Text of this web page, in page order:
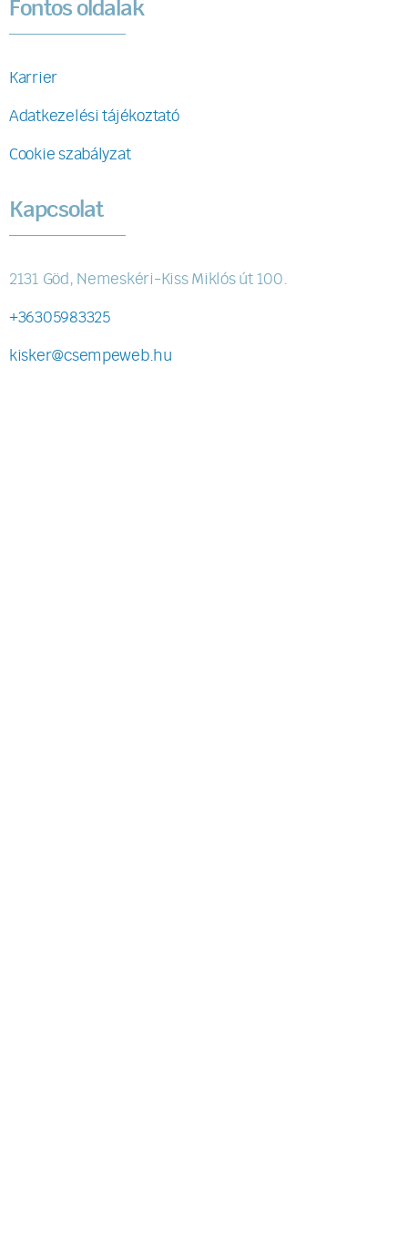
Fontos oldalak
Karrier
Adatkezelési tájékoztató
Cookie szabályzat
Kapcsolat
2131 Göd, Nemeskéri-Kiss Miklós út 100.
+36305983325
kisker@csempeweb.hu